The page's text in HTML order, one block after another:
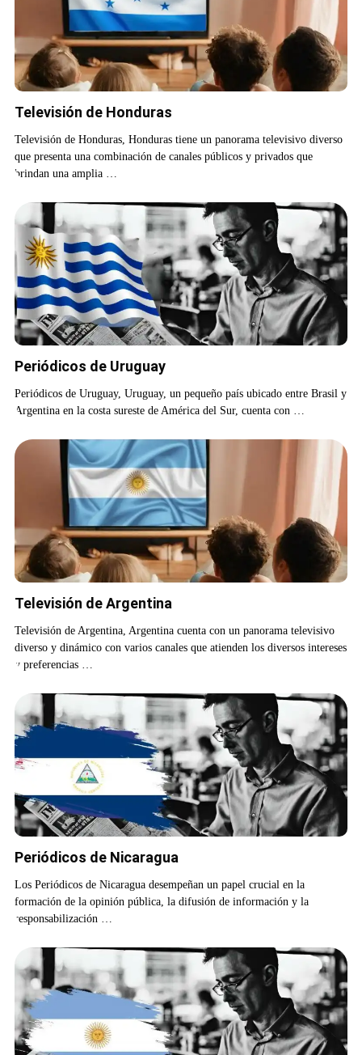
Televisión de Honduras
Televisión de Honduras, Honduras tiene un panorama televisivo diverso
que presenta una combinación de canales públicos y privados que
brindan una amplia …
Periódicos de Uruguay
Periódicos de Uruguay, Uruguay, un pequeño país ubicado entre Brasil y
Argentina en la costa sureste de América del Sur, cuenta con …
Televisión de Argentina
Televisión de Argentina, Argentina cuenta con un panorama televisivo
diverso y dinámico con varios canales que atienden los diversos intereses
y preferencias …
Periódicos de Nicaragua
Los Periódicos de Nicaragua desempeñan un papel crucial en la
formación de la opinión pública, la difusión de información y la
responsabilización …